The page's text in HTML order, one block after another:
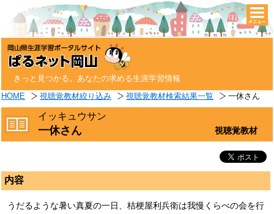
きっと見つかる。あなたの求める生涯学習情報
HOME 視聴覚教材絞り込み 視聴覚教材検索結果一覧 一休さん
イッキュウサン
一休さん 視聴覚教材
内容
うだるような暑い真夏の一日、桔梗屋利兵衛は我慢くらべの会を行